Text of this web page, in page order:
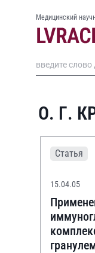
Медицинский
О. Г.
Статья
15.04.05